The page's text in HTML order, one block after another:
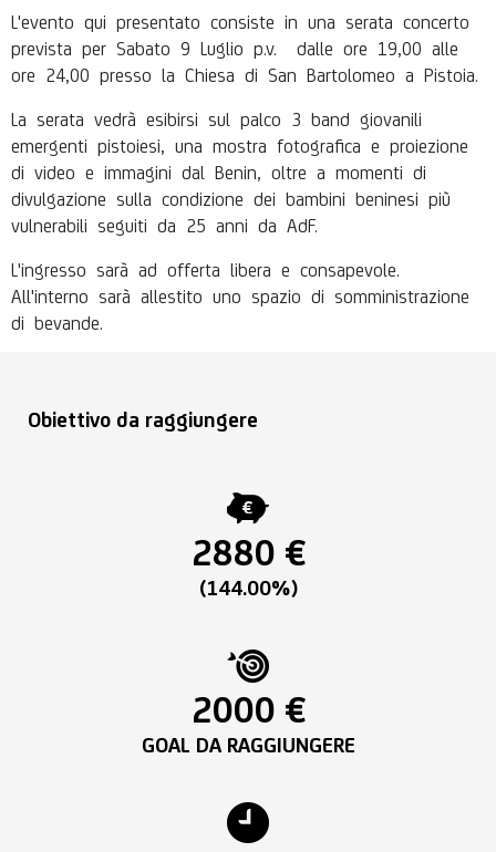
L'evento qui presentato consiste in una serata concerto
prevista per Sabato 9 Luglio p.v. dalle ore 19,00 alle
ore 24,00 presso la Chiesa di San Bartolomeo a Pistoia.
La serata vedrà esibirsi sul palco 3 band giovanili
emergenti pistoiesi, una mostra fotografica e proiezione
di video e immagini dal Benin, oltre a momenti di
divulgazione sulla condizione dei bambini beninesi più
vulnerabili seguiti da 25 anni da AdF.
L'ingresso sarà ad offerta libera e consapevole.
All'interno sarà allestito uno spazio di somministrazione
di bevande.
Obiettivo da raggiungere
2880 €
(144.00%)
2000 €
GOAL DA RAGGIUNGERE